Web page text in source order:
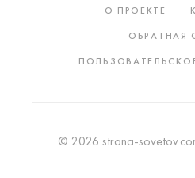
О ПРОЕКТЕ
ОБРАТНАЯ
© 2026 strana-